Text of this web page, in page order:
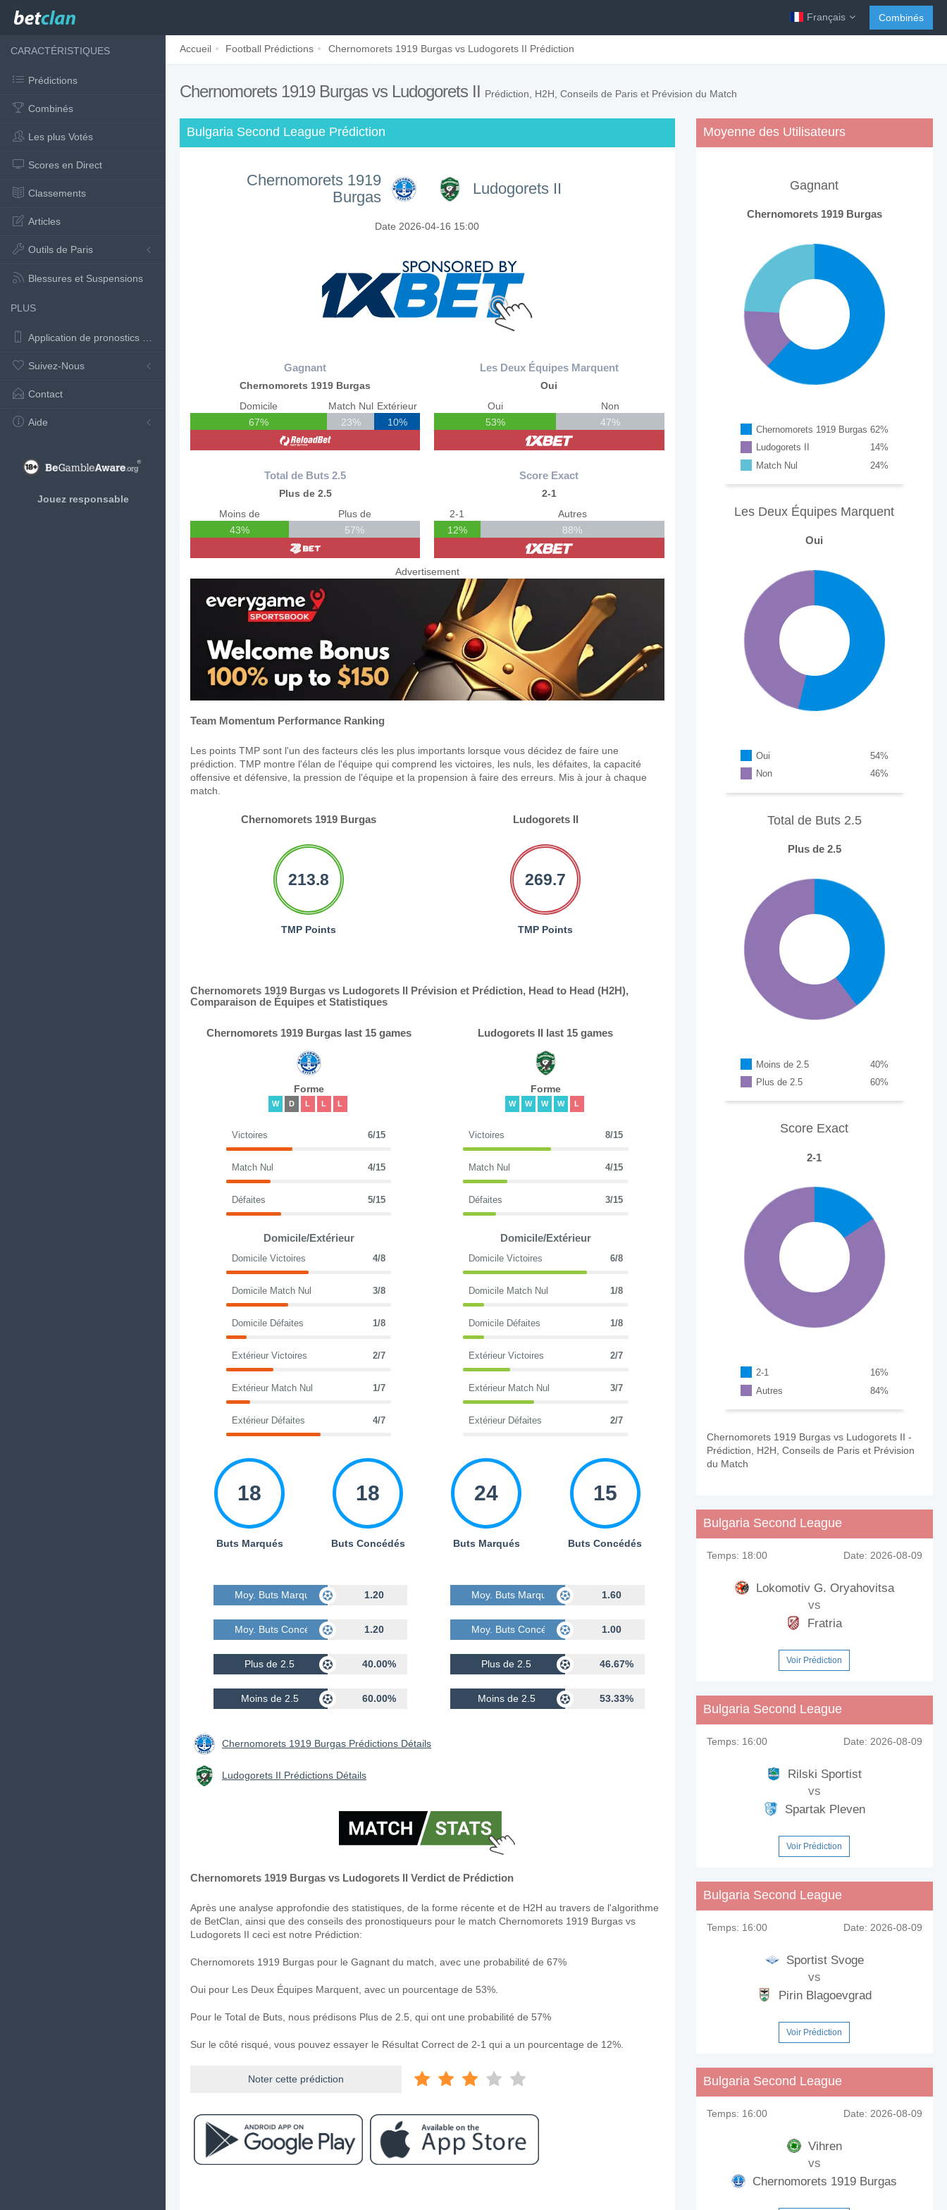
Français Combinés
CARACTÉRISTIQUES
Prédictions
Combinés
Les plus Votés
Scores en Direct
Classements
Articles
Outils de Paris
Blessures et Suspensions
PLUS
Application de pronostics de football
Suivez-Nous
Contact
Aide
Jouez responsable
Accueil Football Prédictions Chernomorets 1919 Burgas vs Ludogorets II Prédiction
Chernomorets 1919 Burgas vs Ludogorets II Prédiction, H2H, Conseils de Paris et Prévision du Match
Bulgaria Second League Prédiction
Chernomorets 1919
Burgas
Ludogorets II
Date 2026-04-16 15:00
Gagnant
Chernomorets 1919 Burgas
Domicile
67%
Match Nul
23%
Extérieur
10%
Total de Buts 2.5
Plus de 2.5
Moins de
43%
Plus de
57%
Les Deux Équipes Marquent
Oui
Oui
53%
Non
47%
Score Exact
2-1
2-1
12%
Autres
88%
Advertisement
Team Momentum Performance Ranking
Les points TMP sont l'un des facteurs clés les plus importants lorsque vous décidez de faire une
prédiction. TMP montre l'élan de l'équipe qui comprend les victoires, les nuls, les défaites, la capacité
offensive et défensive, la pression de l'équipe et la propension à faire des erreurs. Mis à jour à chaque
match.
Chernomorets 1919 Burgas Ludogorets II
213.8
TMP Points
269.7
TMP Points
Chernomorets 1919 Burgas vs Ludogorets II Prévision et Prédiction, Head to Head (H2H),
Comparaison de Équipes et Statistiques
Chernomorets 1919 Burgas last 15 games
Forme
W D L L L
Victoires 6/15
Match Nul 4/15
Défaites 5/15
Domicile/Extérieur
Domicile Victoires 4/8
Domicile Match Nul 3/8
Domicile Défaites 1/8
Extérieur Victoires 2/7
Extérieur Match Nul 1/7
Extérieur Défaites 4/7
18
Buts Marqués
18
Buts Concédés
Moy. Buts Marqués 1.20
Moy. Buts Concédés 1.20
Plus de 2.5 40.00%
Moins de 2.5 60.00%
Ludogorets II last 15 games
Forme
W W W W L
Victoires 8/15
Match Nul 4/15
Défaites 3/15
Domicile/Extérieur
Domicile Victoires 6/8
Domicile Match Nul 1/8
Domicile Défaites 1/8
Extérieur Victoires 2/7
Extérieur Match Nul 3/7
Extérieur Défaites 2/7
24
Buts Marqués
15
Buts Concédés
Moy. Buts Marqués 1.60
Moy. Buts Concédés 1.00
Plus de 2.5 46.67%
Moins de 2.5 53.33%
Chernomorets 1919 Burgas Prédictions Détails
Ludogorets II Prédictions Détails
Chernomorets 1919 Burgas vs Ludogorets II Verdict de Prédiction
Après une analyse approfondie des statistiques, de la forme récente et de H2H au travers de l'algorithme
de BetClan, ainsi que des conseils des pronostiqueurs pour le match Chernomorets 1919 Burgas vs
Ludogorets II ceci est notre Prédiction:
Chernomorets 1919 Burgas pour le Gagnant du match, avec une probabilité de 67%
Oui pour Les Deux Équipes Marquent, avec un pourcentage de 53%.
Pour le Total de Buts, nous prédisons Plus de 2.5, qui ont une probabilité de 57%
Sur le côté risqué, vous pouvez essayer le Résultat Correct de 2-1 qui a un pourcentage de 12%.
Noter cette prédiction
Moyenne des Utilisateurs
Gagnant
Chernomorets 1919 Burgas
Chernomorets 1919 Burgas %
62
Ludogorets II
%
14
Match Nul
%
24
Les Deux Équipes Marquent
Oui
Oui %
54
Non
%
46
Total de Buts 2.5
Plus de 2.5
Moins de 2.5 %
40
Plus de 2.5
%
60
Score Exact
2-1
2-1 %
16
Autres
%
84
Chernomorets 1919 Burgas vs Ludogorets II -
Prédiction, H2H, Conseils de Paris et Prévision
du Match
Bulgaria Second League
Temps: 18:00 Date: 2026-08-09
Lokomotiv G. Oryahovitsa
vs
Fratria
Voir Prédiction
Bulgaria Second League
Temps: 16:00 Date: 2026-08-09
Rilski Sportist
vs
Spartak Pleven
Voir Prédiction
Bulgaria Second League
Temps: 16:00 Date: 2026-08-09
Sportist Svoge
vs
Pirin Blagoevgrad
Voir Prédiction
Bulgaria Second League
Temps: 16:00 Date: 2026-08-09
Vihren
vs
Chernomorets 1919 Burgas